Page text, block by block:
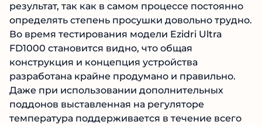
результат, так как в самом процессе постоянно
определять степень просушки довольно трудно.
Во время тестирования модели Ezidri Ultra
FD1000 становится видно, что общая
конструкция и концепция устройства
разработана крайне продумано и правильно.
Даже при использовании дополнительных
поддонов выставленная на регуляторе
температура поддерживается в течение всего